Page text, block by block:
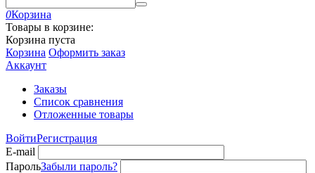
0Корзина
Товары в корзине:
Корзина пуста
Корзина Оформить заказ
Аккаунт
Заказы
Список сравнения
Отложенные товары
ВойтиРегистрация
E-mail
ПарольЗабыли пароль?